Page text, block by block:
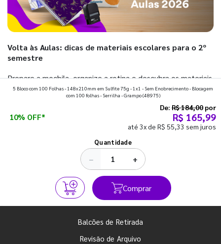
Volta às Aulas: dicas de materiais escolares para o 2º
semestre
Prepare a mochila, organize a rotina e descubra os materiais
que fazem toda diferença para começar o segundo
5 Bloco com 100 Folhas - 148x210mm em Sulfite 75g - 1x1 - Sem Enobrecimento - Blocagem
com 100 folhas - Serrilha - Grampo(48975)
10% OFF*
De: R$ 184,00 por
R$ 165,99
até 3x de R$ 55,33 sem juros
Quantidade
− +
Comprar
Balcões de Retirada
Revisão de Arquivo